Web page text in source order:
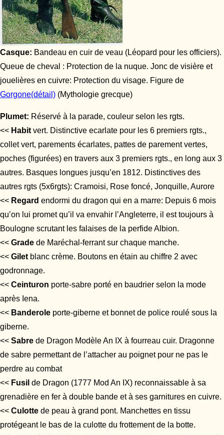
Casque: Bandeau en cuir de veau (Léopard pour les officiers).
Queue de cheval : Protection de la nuque. Jonc de visière et
jouelières en cuivre: Protection du visage. Figure de
Gorgone(détail) (Mythologie grecque)
Plumet: Réservé à la parade, couleur selon les rgts.
<< Habit vert. Distinctive ecarlate pour les 6 premiers rgts.,
collet vert, parements écarlates, pattes de parement vertes,
poches (figurées) en travers aux 3 premiers rgts., en long aux 3
autres. Basques longues jusqu’en 1812. Distinctives des
autres rgts (5x6rgts): Cramoisi, Rose foncé, Jonquille, Aurore
<< Regard endormi du dragon qui en a marre: Depuis 6 mois
qu’on lui promet qu’il va envahir l’Angleterre, il est toujours à
Boulogne scrutant les falaises de la perfide Albion.
<< Grade de Maréchal-ferrant sur chaque manche.
<< Gilet blanc crème. Boutons en étain au chiffre 2 avec
godronnage.
<< Ceinturon porte-sabre porté en baudrier selon la mode
après Iena.
<< Banderole porte-giberne et bonnet de police roulé sous la
giberne.
<< Sabre de Dragon Modèle An IX à fourreau cuir. Dragonne
de sabre permettant de l’attacher au poignet pour ne pas le
perdre au combat
<< Fusil de Dragon (1777 Mod An IX) reconnaissable à sa
grenadière en fer à double bande et à ses garnitures en cuivre.
<< Culotte de peau à grand pont. Manchettes en tissu
protégeant le bas de la culotte du frottement de la botte.